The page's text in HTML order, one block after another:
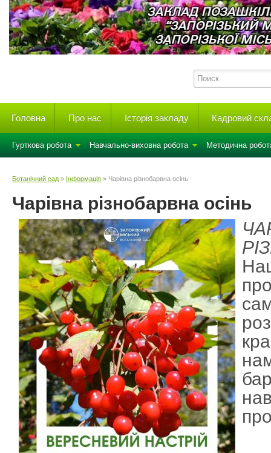
Головна Про нас Історія закладу Кадровий
Гурткова робота Навчально-виховна робота Методична
Ботанічний сад » Інформація » Чарівна різнобарвна осінь
Чарівна різнобарвна осінь